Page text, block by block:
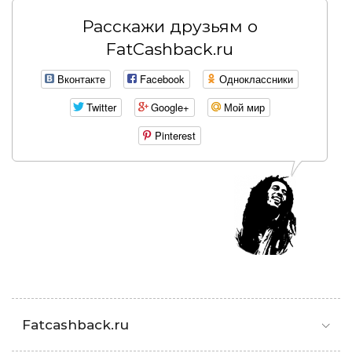
Расскажи друзьям о
FatCashback.ru
Вконтакте Facebook
Одноклассники
Twitter
Google+
Мой мир
Pinterest
Fatcashback.ru